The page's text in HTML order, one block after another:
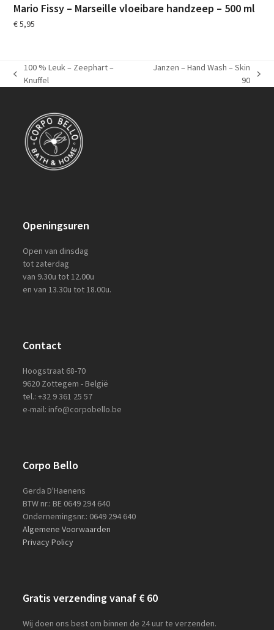
Mario Fissy – Marseille vloeibare handzeep – 500 ml
€5,95
previous
100 % Leuk – Zeephart –
Knuffel
Janzen – Hand Wash – Skin
90
Openingsuren
Open van dinsdag
tot zaterdag
van 9.30u tot 12.00u
en van 13.30u tot 18.00u.
Contact
Hoogstraat 68-70
9620 Zottegem - België
tel.: +32 9 361 25 57
e-mail: info@corpobello.be
Corpo Bello
Gerda D'Haenens
BTW nr.: BE 0649 294 640
Ondernemingsnr.: 0649 294 640
Algemene Voorwaarden
Privacy Policy
Gratis verzending vanaf € 60
Wij doen ons best om binnen de 24 uur te verzenden.